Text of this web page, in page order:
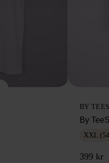
BY
By
XXL
399 kr